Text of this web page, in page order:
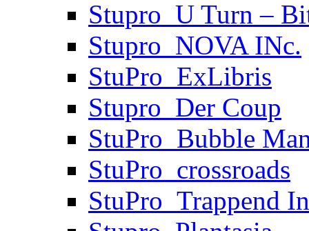
Stupro_U Turn –
Stupro_NOVA INc.
StuPro_ExLibris
Stupro_Der Coup
StuPro_Bubble
StuPro_crossroads
StuPro_Trappend